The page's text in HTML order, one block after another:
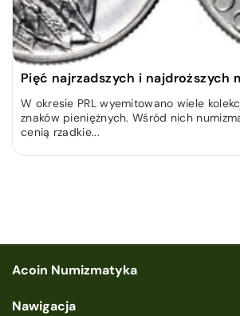
Pięć najrzadszych i najdroższych
W okresie PRL wyemitowano wiele
znaków pieniężnych. Wśród nich
cenią rzadkie...
Acoin Numizmatyka
Nawigacja